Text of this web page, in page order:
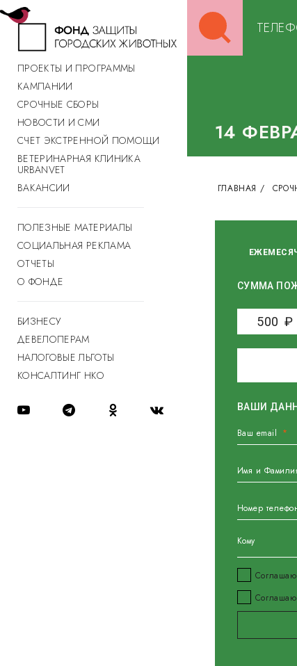
ПРОЕКТЫ И ПРОГРАММЫ
КАМПАНИИ
СРОЧНЫЕ СБОРЫ
НОВОСТИ И СМИ
СЧЕТ ЭКСТРЕННОЙ ПОМОЩИ
ВЕТЕРИНАРНАЯ КЛИНИКА
URBANVET
ВАКАНСИИ
ПОЛЕЗНЫЕ МАТЕРИАЛЫ
СОЦИАЛЬНАЯ РЕКЛАМА
ОТЧЕТЫ
О ФОНДЕ
БИЗНЕСУ
ДЕВЕЛОПЕРАМ
НАЛОГОВЫЕ ЛЬГОТЫ
КОНСАЛТИНГ НКО
for:
14
ГЛАВНАЯ /
СУММА
500 ₽
ВАШИ
Ваш email
Имя и
Номер
Кому